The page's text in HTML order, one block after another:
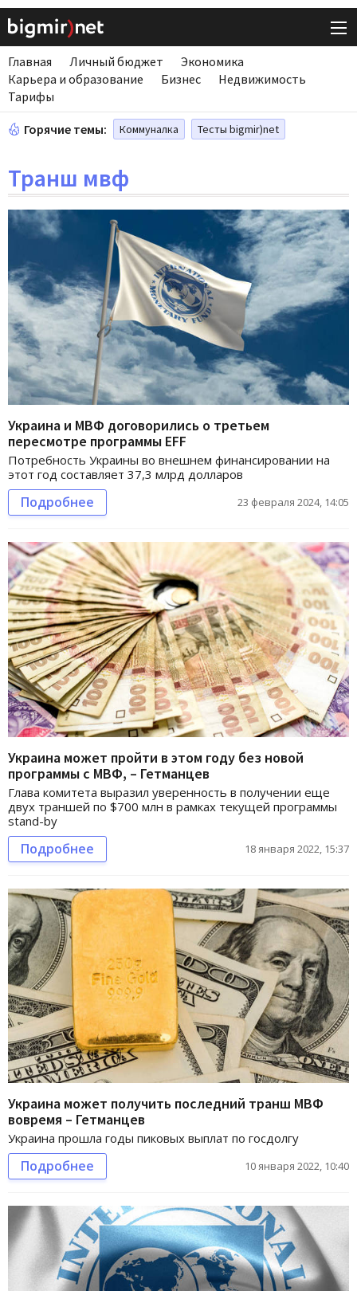
Главная Личный бюджет
Экономика
Карьера и образование
Бизнес
Недвижимость
Тарифы
Горячие темы: Коммуналка Тесты bigmir)net
Транш мвф
Украина и МВФ договорились о третьем
пересмотре программы EFF
Потребность Украины во внешнем финансировании на
этот год составляет 37,3 млрд долларов
Подробнее 23 февраля 2024, 14:05
Украина может пройти в этом году без новой
программы с МВФ, – Гетманцев
Глава комитета выразил уверенность в получении еще
двух траншей по $700 млн в рамках текущей программы
stand-by
Подробнее 18 января 2022, 15:37
Украина может получить последний транш МВФ
вовремя – Гетманцев
Украина прошла годы пиковых выплат по госдолгу
Подробнее 10 января 2022, 10:40